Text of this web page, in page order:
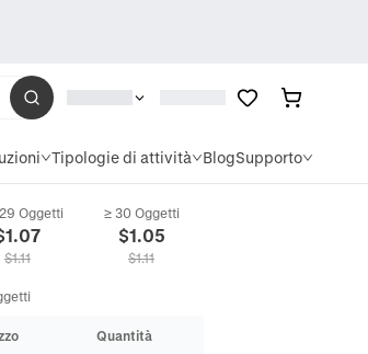
Tipologie di attività BlogSupporto
Pesca Babbo Natale Pupazzo di Neve Copricuscino
Oggetti
1.07
$1.11
≥ 30 Oggetti
$1.05
$1.11
Quantità